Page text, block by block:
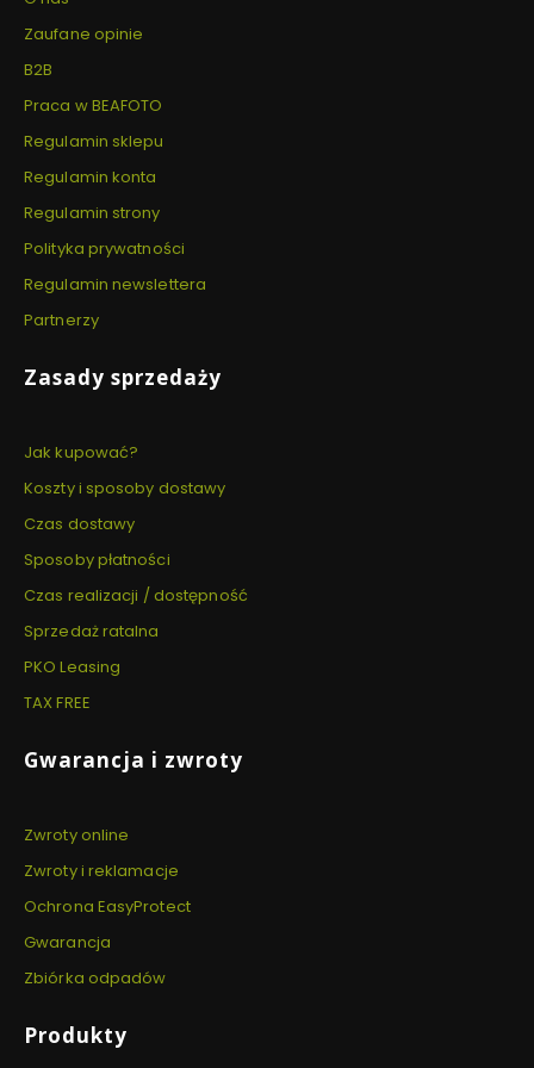
Zaufane opinie
B2B
Praca w BEAFOTO
Regulamin sklepu
Regulamin konta
Regulamin strony
Polityka prywatności
Regulamin newslettera
Partnerzy
Zasady sprzedaży
Jak kupować?
Koszty i sposoby dostawy
Czas dostawy
Sposoby płatności
Czas realizacji / dostępność
Sprzedaż ratalna
PKO Leasing
TAX FREE
Gwarancja i zwroty
Zwroty online
Zwroty i reklamacje
Ochrona EasyProtect
Gwarancja
Zbiórka odpadów
Produkty